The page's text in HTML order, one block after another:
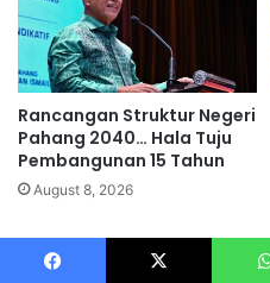
a
i
p
r
e
s
i
e
Rancangan Struktur Negeri
Pahang 2040… Hala Tuju
Pembangunan 15 Tahun
August 8, 2026